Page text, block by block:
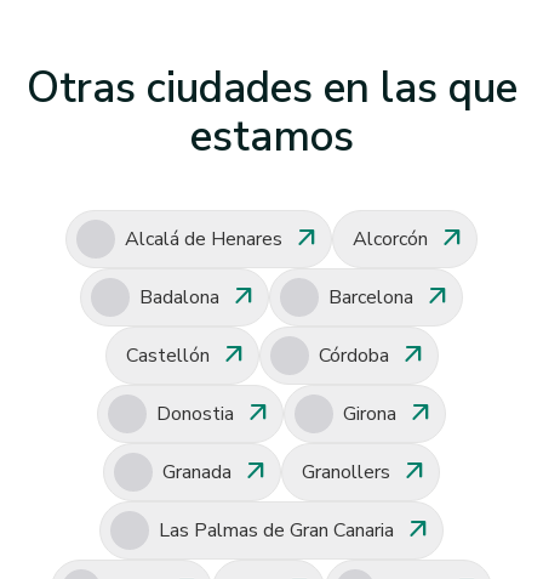
Otras ciudades en las que
estamos
Alcalá de Henares arrow_outward Alcorcón arrow_outward
Badalona arrow_outward Barcelona arrow_outward
Castellón arrow_outward Córdoba arrow_outward
Donostia arrow_outward Girona arrow_outward
Granada arrow_outward Granollers arrow_outward
Las Palmas de Gran Canaria arrow_outward